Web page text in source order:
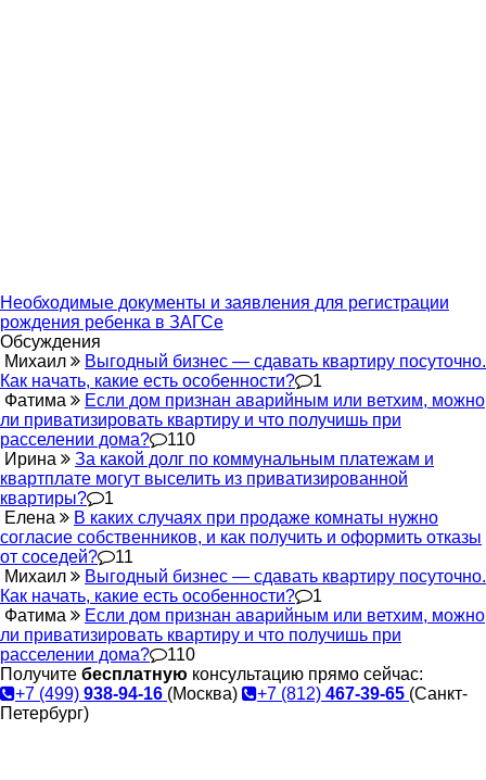
Необходимые документы и заявления для регистрации
рождения ребенка в ЗАГСе
Обсуждения
Михаил
Выгодный бизнес — сдавать квартиру посуточно.
Как начать, какие есть особенности?
1
Фатима
Если дом признан аварийным или ветхим, можно
ли приватизировать квартиру и что получишь при
расселении дома?
110
Ирина
За какой долг по коммунальным платежам и
квартплате могут выселить из приватизированной
квартиры?
1
Елена
В каких случаях при продаже комнаты нужно
согласие собственников, и как получить и оформить отказы
от соседей?
11
Михаил
Выгодный бизнес — сдавать квартиру посуточно.
Как начать, какие есть особенности?
1
Фатима
Если дом признан аварийным или ветхим, можно
ли приватизировать квартиру и что получишь при
расселении дома?
110
Получите бесплатную консультацию прямо сейчас:
+7 (499) 938-94-16 (Москва) +7 (812) 467-39-65 (Санкт-
Петербург)